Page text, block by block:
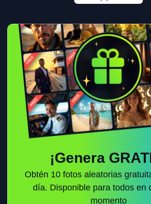
¡Genera
Obtén 10 fotos aleatorias
día. Disponible para todos en
momento